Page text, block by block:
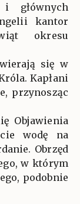
głównych
kantor
okresu
się w
Kapłani
przynosząc
Objawienia
wodę na
Obrzęd
w którym
podobnie